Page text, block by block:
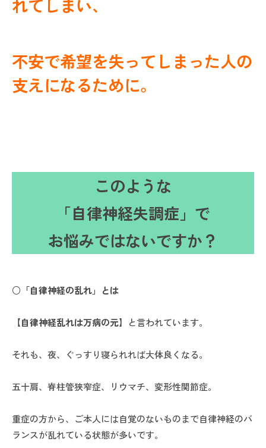
不安で希望を失ってしまった人の
支えになるために。
このような
「自律神経失調症」で
お悩みではないですか？
○「自律神経の乱れ」とは
【自律神経乱れは万病の元】 と言われています。
それも、夜、ぐっすり寝られれば大体良くなる。
五十肩、脊柱管狭窄症、リウマチ、変形性関節症。
重症の方から、ご本人には自覚のないものまで自律神経のバ
ランスが乱れている状態が多いです。